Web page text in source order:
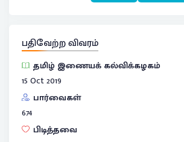
பதிவேற்ற விவரம்
தமிழ் இணையக் கல்விக்கழகம்
15 Oct 2019
பார்வைகள்
674
பிடித்தவை